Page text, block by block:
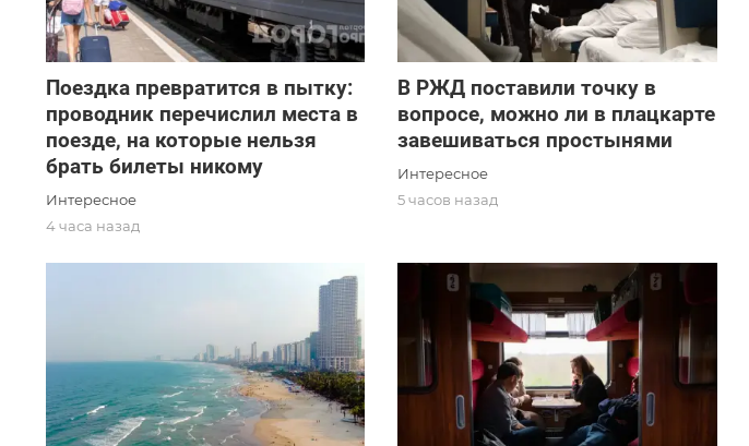
Поездка превратится в пытку:
проводник перечислил места в
поезде, на которые нельзя
брать билеты никому
Интересное
4 часа назад
В РЖД поставили точку в
вопросе, можно ли в плацкарте
завешиваться простынями
Интересное
5 часов назад